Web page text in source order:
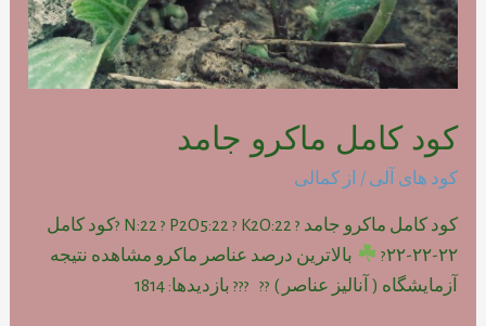
کود کامل ماکرو جامد
کود های آلی / از کمالی
کود کامل ماکرو جامد ? N:22 ? P2O5:22 ? K2O:22 ?کود کامل
۲۲-۲۲-۲۲?
بالاترین درصد عناصر ماکرو مشاهده نتیجه
آزمایشگاه ( آنالیز عناصر ) ?? ??? بازدیدها: 1814